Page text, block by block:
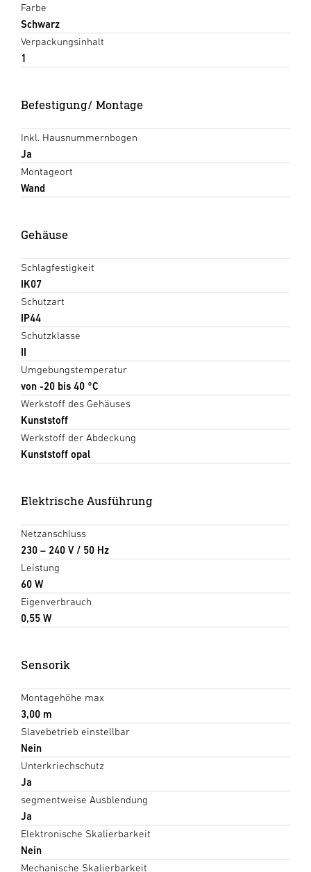
Farbe
Schwarz
Verpackungsinhalt
1
Befestigung/ Montage
Inkl. Hausnummernbogen
Ja
Montageort
Wand
Gehäuse
Schlagfestigkeit
IK07
Schutzart
IP44
Schutzklasse
II
Umgebungstemperatur
von -20 bis 40 °C
Werkstoff des Gehäuses
Kunststoff
Werkstoff der Abdeckung
Kunststoff opal
Elektrische Ausführung
Netzanschluss
230 – 240 V / 50 Hz
Leistung
60 W
Eigenverbrauch
0,55 W
Sensorik
Montagehöhe max
3,00 m
Slavebetrieb einstellbar
Nein
Unterkriechschutz
Ja
segmentweise Ausblendung
Ja
Elektronische Skalierbarkeit
Nein
Mechanische Skalierbarkeit